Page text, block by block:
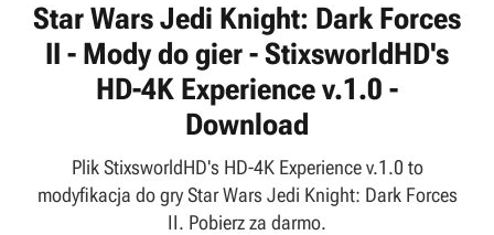
Star Wars Jedi Knight: Dark Forces
II - Mody do gier - StixsworldHD's
HD-4K Experience v.1.0 -
Download
Plik StixsworldHD's HD-4K Experience v.1.0 to
modyfikacja do gry Star Wars Jedi Knight: Dark Forces
II. Pobierz za darmo.